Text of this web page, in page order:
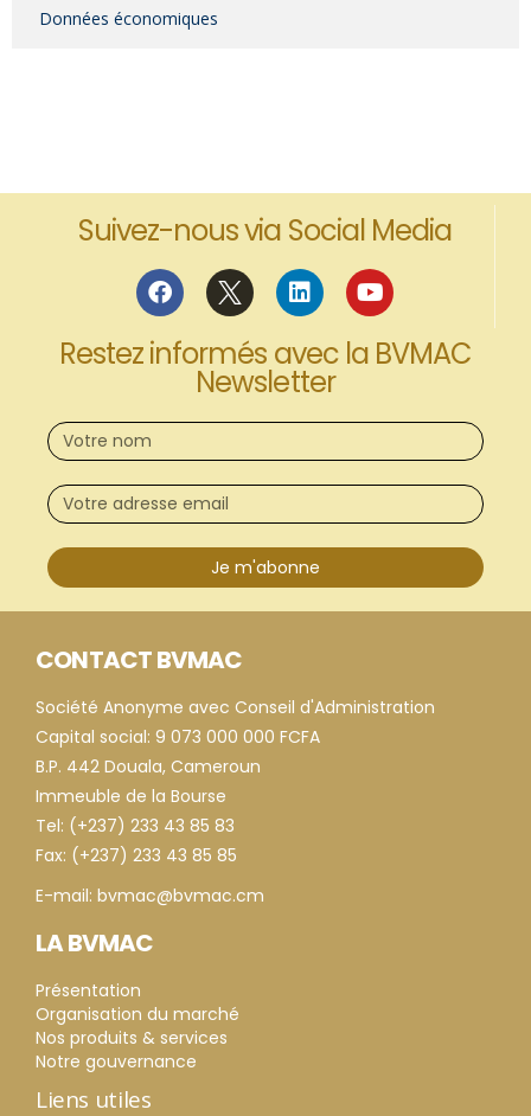
Données économiques
Suivez-nous via Social Media
Restez informés avec la BVMAC
Newsletter
Je m'abonne
CONTACT BVMAC
Société Anonyme avec Conseil d'Administration
Capital social: 9 073 000 000 FCFA
B.P. 442 Douala, Cameroun
Immeuble de la Bourse
Tel: (+237) 233 43 85 83
Fax: (+237) 233 43 85 85
E-mail: bvmac@bvmac.cm
LA BVMAC
Présentation
Organisation du marché
Nos produits & services
Notre gouvernance
Liens utiles